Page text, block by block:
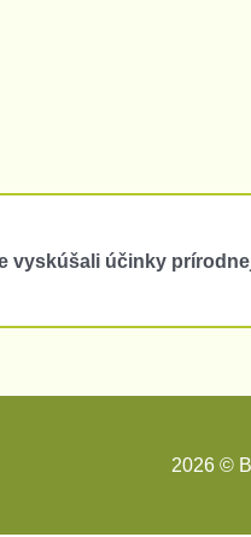
vyskúšali účinky
2026 ©